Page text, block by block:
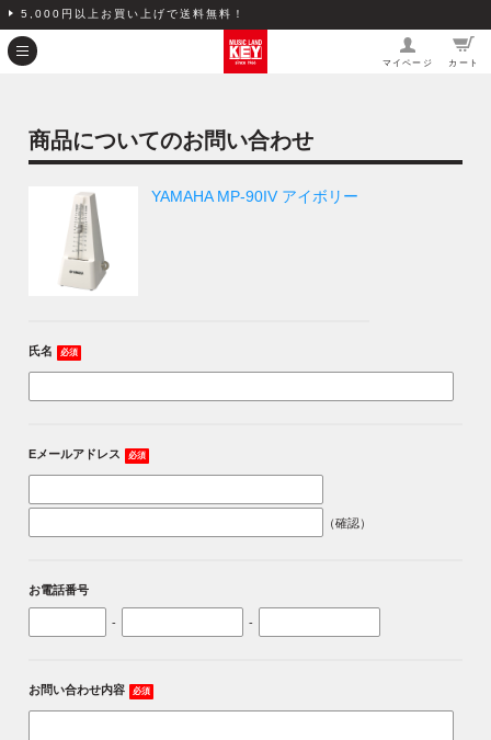
5,000円以上お買い上げで送料無料！
マイページ カート
商品についてのお問い合わせ
YAMAHA MP-90IV アイボリー
氏名 必須
Eメールアドレス 必須
（確認）
お電話番号
- -
お問い合わせ内容 必須